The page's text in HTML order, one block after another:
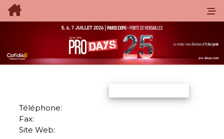
Téléphone:
Fax:
Site Web: